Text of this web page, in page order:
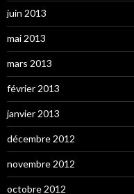
juin 2013
mai 2013
mars 2013
février 2013
janvier 2013
décembre 2012
novembre 2012
octobre 2012